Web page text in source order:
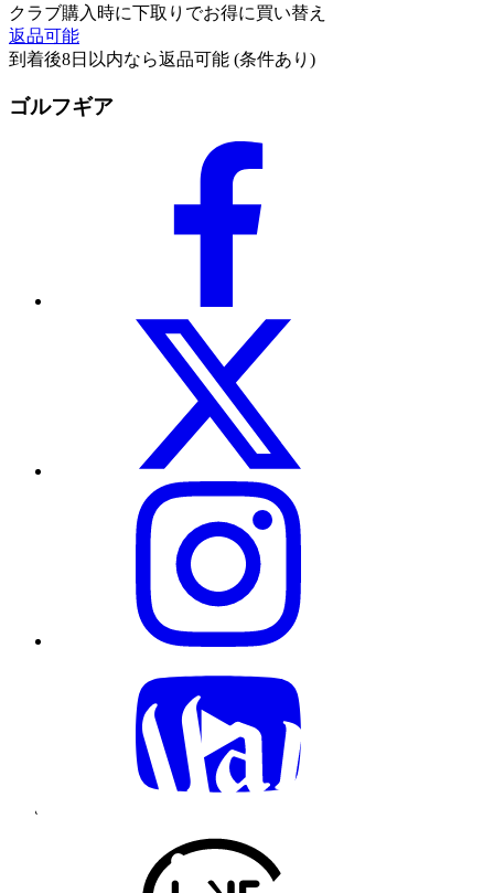
クラブ購入時に下取りでお得に買い替え
返品可能
到着後8日以内なら返品可能 (条件あり)
ゴルフギア